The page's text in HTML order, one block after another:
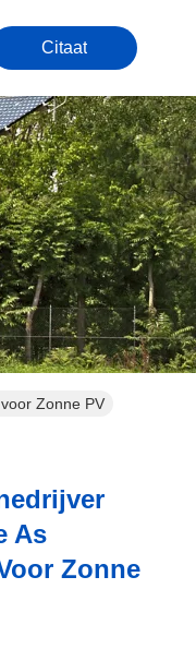
Citaat
Zonne PV
As
Zonne